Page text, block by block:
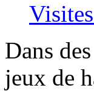
Dans
jeux de